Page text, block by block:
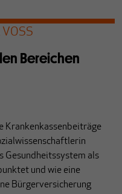
VOSS
Bereichen
Krankenkassenbeiträge
Gesundheitssystem als
und wie eine
Bürgerversicherung